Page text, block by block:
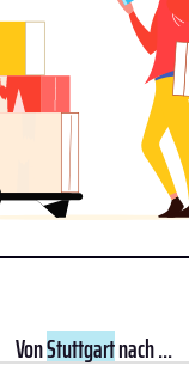
VonStuttgartnach ...